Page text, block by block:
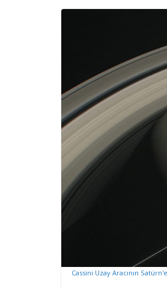
Cassini Uzay Aracının